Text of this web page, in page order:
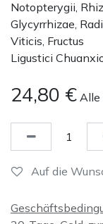
Notopterygii,
Glycyrrhizae,
Viticis, Fructus
Ligustici
24,80 € Alle
Auf die